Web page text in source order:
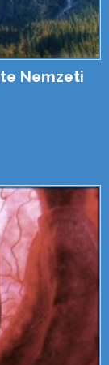
Nemzeti